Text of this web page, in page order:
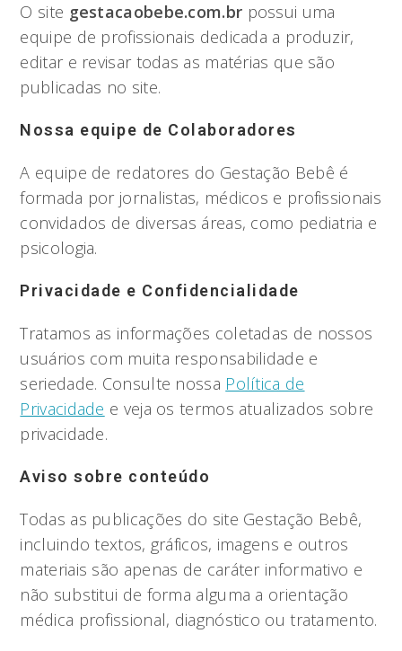
O site gestacaobebe.com.br possui uma
equipe de profissionais dedicada a produzir,
editar e revisar todas as matérias que são
publicadas no site.
Nossa equipe de Colaboradores
A equipe de redatores do Gestação Bebê é
formada por jornalistas, médicos e profissionais
convidados de diversas áreas, como pediatria e
psicologia.
Privacidade e Confidencialidade
Tratamos as informações coletadas de nossos
usuários com muita responsabilidade e
seriedade. Consulte nossa Política de
Privacidade e veja os termos atualizados sobre
privacidade.
Aviso sobre conteúdo
Todas as publicações do site Gestação Bebê,
incluindo textos, gráficos, imagens e outros
materiais são apenas de caráter informativo e
não substitui de forma alguma a orientação
médica profissional, diagnóstico ou tratamento.